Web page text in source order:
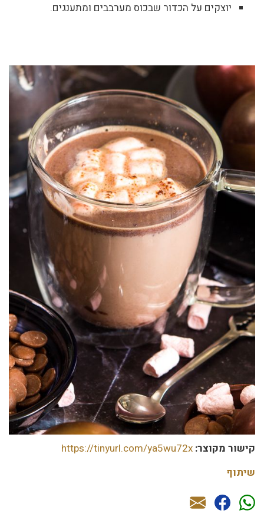
יוצקים על הכדור שבכוס מערבבים ומתענגים.
קישור מקוצר: https://tinyurl.com/ya5wu72x
שיתוף